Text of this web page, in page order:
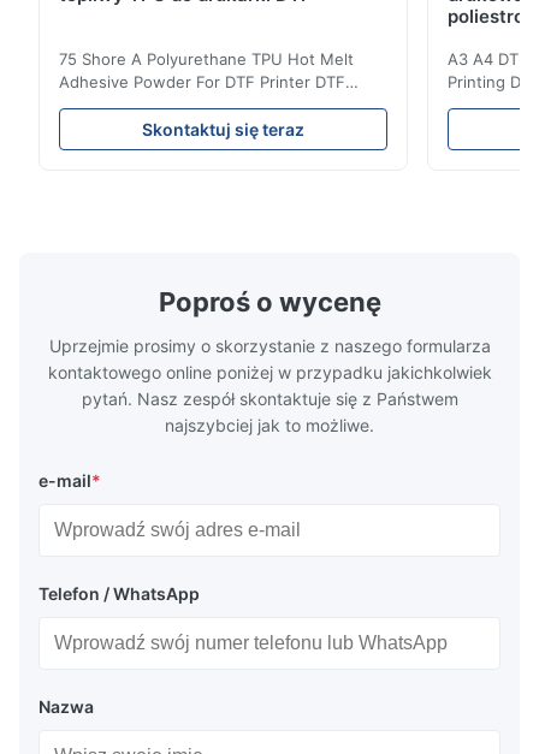
review.75 Shore A Polyurethane TPU Hot Melt
Adhesive Powder For DTF Printer DTF
Powder Technical Parameters Bonding
Parameters ( reference only) Temperature
110-130℃ Press 0.5-1.5 kg/cm2 Time 8-20
Skontaktuj się teraz
A3 A4 DTF
Printing
application
pattern
Poproś o wycenę
Uprzejmie prosimy o skorzystanie z naszego formularza
kontaktowego online poniżej w przypadku jakichkolwiek
pytań. Nasz zespół skontaktuje się z Państwem
najszybciej jak to możliwe.
e-mail*
Telefon / WhatsApp
Nazwa